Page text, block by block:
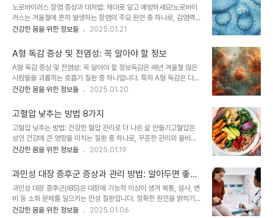
어나면서 디지털 눈 피로가 시력 저하의 주된 원인이 됩니다.장시간 화
면을 보며 집중하면 눈 깜빡임이 줄어들고, 이는 눈의 건조함과 시력
저하를 유발합니다.2) 노화로 인한 시력 변화나이가 들면서 노안과 같
이 떨어져 가까운 물체가 흐릿하게 보..
하세요!
노로바이러스 장염 증상과 대처법: 제대로 알고 예방하세요!노로바이
러스는 겨울철에 흔히 발생하는 장염의 주요 원인 중 하나로, 감염력이
강해 집단 감염 사례가 종종 보고됩니다. 특히 어린아이부터 노약자까
번 글에서는 노로바이러스 장염의 주요 증상과 감염 경로, 대처법을 꼼
꼼히 알아보겠습니다.1. 노로바이러스란?1) 노로바이러스의 정의노로
바이러스는 칼리시바이러스과(Caliciviridae)에 속하는 RNA 바이
러스로, 주로 사람의 위장관을 감염시킵니다.연령, 성별에 관계없이 누
구나 감염될 수 있으며, 특히 겨울철에 발생률이 높습니다.2) 주요 감
소 등이 주요 원인입니다.사..
건강한 몸을 위한 정보들 2025.01.21
A형 독감 증상 및 전염성: 꼭 알아야 할 정보
A형 독감 증상 및 전염성: 꼭 알아야 할 정보독감은 매년 겨울철 많은
사람들을 괴롭히는 호흡기 질환 중 하나입니다. 특히 A형 독감은 다른
독감 유형보다 전염성이 강하고 증상이 심각하게 나타날 수 있어 주의
에 대해 자세히 알아보겠습니다. 가족의 건강을 지키기 위해 꼭 읽어보
세요!1. A형 독감이란? 특징과 기본 정보1) A형 독감이란?정의: 인플
루엔자 바이러스의 한 종류로, A형 독감은 인간뿐만 아니라 동물에게
도 감염될 수 있는 특성이 있습니다.특징: 빠른 전파력과 변이가 특징
으로, 매년 유행하는 계절성 독감의 주요 원인입니다.위험군: 어린이,
의 차이점A형 독감은 ..
건강한 몸을 위한 정보들 2025.01.20
고혈압 낮추는 방법 8가지
고혈압 낮추는 방법: 건강한 혈압 관리로 더 나은 삶 만들기고혈압은
성인 건강에 큰 영향을 미치는 질환 중 하나로, 꾸준한 관리와 올바른
생활습관이 필수적이에요. 고혈압을 방치하면 심혈관 질환, 뇌졸중 등
이를 실천할 수 있는 팁들을 자세히 알아보겠습니다.1. 저염식 실천하
기: 나트륨 섭취 줄이기나트륨은 고혈압의 주된 원인 중 하나로, 과도
한 섭취는 혈압을 상승시켜요.저염식을 실천하려면 음식의 염분 함량
을 확인하고 자연 그대로의 식재료를 활용하는 것이 중요합니다.나트
륨 줄이는 방법가공식품 줄이기: 소시지, 라면 등은 나트륨 함량이 높
건강한 몸을 위한 정보들 2025.01.19
과민성 대장 증후군 증상과 관리 방법: 알아두면 좋은
정보
과민성 대장 증후군(IBS)은 대장에 기능적 이상이 생겨 복통, 설사, 변
비 등 소화 문제를 일으키는 만성 질환입니다. 정확한 원인을 밝히기
어려운 경우가 많아 증상 완화를 위해 꾸준한 관리가 필요합니다. 이번
건강한 몸을 위한 정보들 2025.01.06